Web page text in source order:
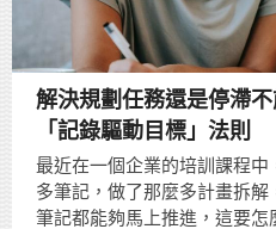
解決規劃任務還是停滯
「記錄驅動目標」法則
最近在一個企業的培訓課程
多筆記，做了那麼多計畫拆
筆記都能夠馬上推進，這要